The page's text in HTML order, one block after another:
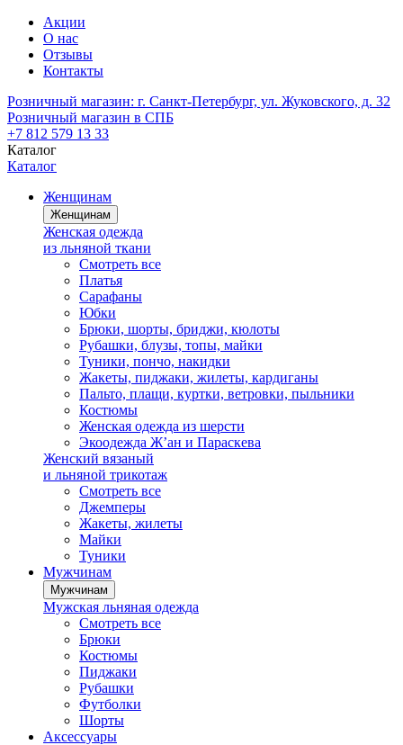
Акции
О нас
Отзывы
Контакты
Розничный магазин: г. Санкт-Петербург, ул. Жуковского, д. 32
Розничный магазин в СПБ
+7 812 579 13 33
Каталог
Каталог
Женщинам
Женщинам
Женская одежда
из льняной ткани
Смотреть все
Платья
Сарафаны
Юбки
Брюки, шорты, бриджи, кюлоты
Рубашки, блузы, топы, майки
Туники, пончо, накидки
Жакеты, пиджаки, жилеты, кардиганы
Пальто, плащи, куртки, ветровки, пыльники
Костюмы
Женская одежда из шерсти
Экоодежда Ж’ан и Параскева
Женский вязаный
и льняной трикотаж
Смотреть все
Джемперы
Жакеты, жилеты
Майки
Туники
Мужчинам
Мужчинам
Мужская льняная одежда
Смотреть все
Брюки
Костюмы
Пиджаки
Рубашки
Футболки
Шорты
Аксессуары